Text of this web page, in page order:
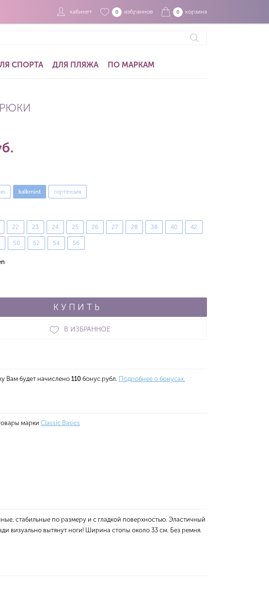
кабинет 0 избранное 0 корзина
СПОРТА ДЛЯ ПЛЯЖА ПО МАРКАМ
kalkmint гортензия
22 23 24 25 26 27 28 38 40 42
50 52 54 56
КУПИТЬ
В ИЗБРАННОЕ
Вам будет начислено 110 бонус.рубл. Подробнее о бонусах.
марки Classic Basics
стабильные по размеру и с гладкой поверхностью. Эластичный
визуально вытянут ноги! Ширина стопы около 33 см. Без ремня.